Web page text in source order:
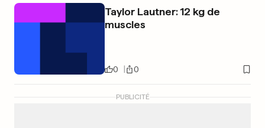
Taylor Lautner: 12 kg de
muscles
0 0
PUBLICITÉ